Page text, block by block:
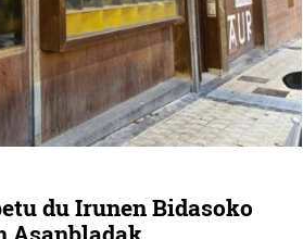
du Irunen Bidasoko